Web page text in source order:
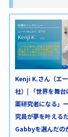
Kenji K.さん（エ
社）| 「世界を舞
薬研究者になる」
究員が夢を叶える
Gabbyを選んだの